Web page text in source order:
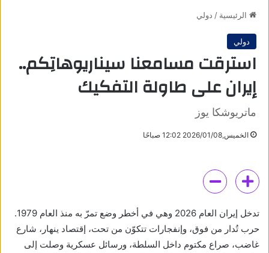
الرئيسية / دولي
دولي
استرقت مسامعنا سيناريوهاتِكم..
إيران على طاولة التفكيك
ماتريوشكا يوز
الخميس,2026/01/08 12:02 صباحًا
تدخل إيران العام 2026 وهي في أخطر وضع تمرّ به منذ العام 1979.
حرب تُدار من فوق، وإنفجارات تتكوّن من تحت، إقتصاد ينهار، شارع
غاضب، صراع مكتوم داخل السلطة، ورسائل عسكرية وصلت إلى